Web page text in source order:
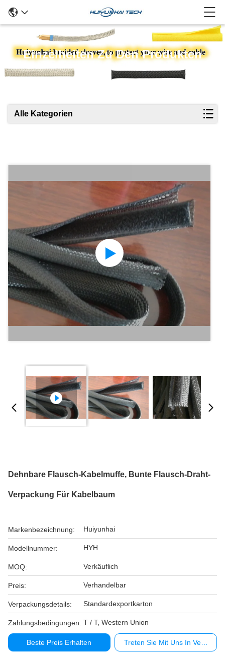
Einzelheiten Zu Den Produkten
Alle Kategorien
Dehnbare Flausch-Kabelmuffe, Bunte Flausch-Draht-
Verpackung Für Kabelbaum
Markenbezeichnung: Huiyunhai
Modellnummer: HYH
MOQ: Verkäuflich
Preis: Verhandelbar
Verpackungsdetails: Standardexportkarton
Zahlungsbedingungen: T / T, Western Union
Beste Preis Erhalten Treten Sie Mit Uns In